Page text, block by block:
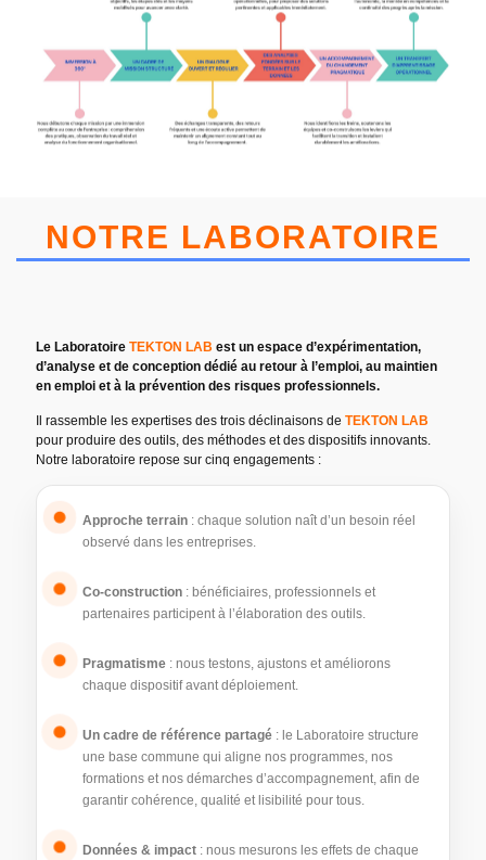
NOTRE LABORATOIRE
Le Laboratoire TEKTON LAB est un espace d’expérimentation,
d’analyse et de conception dédié au retour à l’emploi, au maintien
en emploi et à la prévention des risques professionnels.
Il rassemble les expertises des trois déclinaisons de TEKTON LAB
pour produire des outils, des méthodes et des dispositifs innovants.
Notre laboratoire repose sur cinq engagements :
Approche terrain : chaque solution naît d’un besoin réel
observé dans les entreprises.
Co-construction : bénéficiaires, professionnels et
partenaires participent à l’élaboration des outils.
Pragmatisme : nous testons, ajustons et améliorons
chaque dispositif avant déploiement.
Un cadre de référence partagé : le Laboratoire structure
une base commune qui aligne nos programmes, nos
formations et nos démarches d’accompagnement, afin de
garantir cohérence, qualité et lisibilité pour tous.
Données & impact : nous mesurons les effets de chaque